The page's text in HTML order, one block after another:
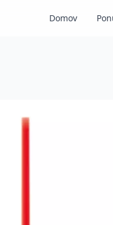
Domov